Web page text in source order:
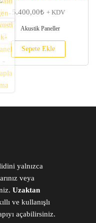
5.400,00₺ + KDV
Akustik Paneller
Sepete Ekle
yalnızca
veya
Uzaktan
ve kullanışlı
açabilirsiniz.